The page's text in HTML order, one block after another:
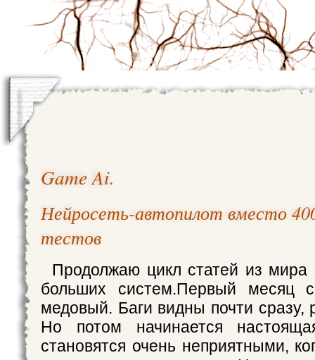
Game Ai.
Нейросеть-автопилот вместо
тестов
Продолжаю цикл статей из мира
больших систем.Первый месяц
медовый. Баги видны почти сразу,
Но потом начинается
становятся очень неприятными,